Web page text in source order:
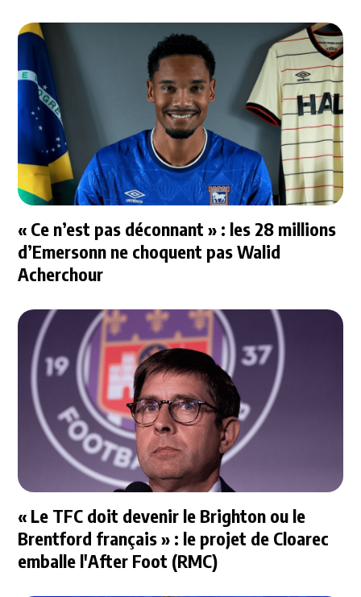
« Ce n’est pas déconnant » : les 28 millions
d’Emersonn ne choquent pas Walid
Acherchour
« Le TFC doit devenir le Brighton ou le
Brentford français » : le projet de Cloarec
emballe l'After Foot (RMC)